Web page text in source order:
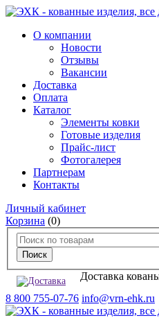
О компании
Новости
Отзывы
Вакансии
Доставка
Оплата
Каталог
Элементы ковки
Готовые изделия
Прайс-лист
Фотогалерея
Партнерам
Контакты
Личный кабинет
Корзина (0)
Доставка
8 800 755-07-76 info@vrn-ehk.ru